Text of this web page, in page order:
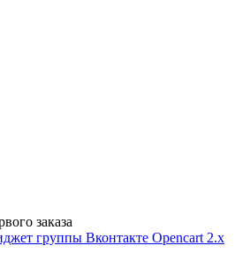
заказа
группы Вконтакте Opencart 2.x